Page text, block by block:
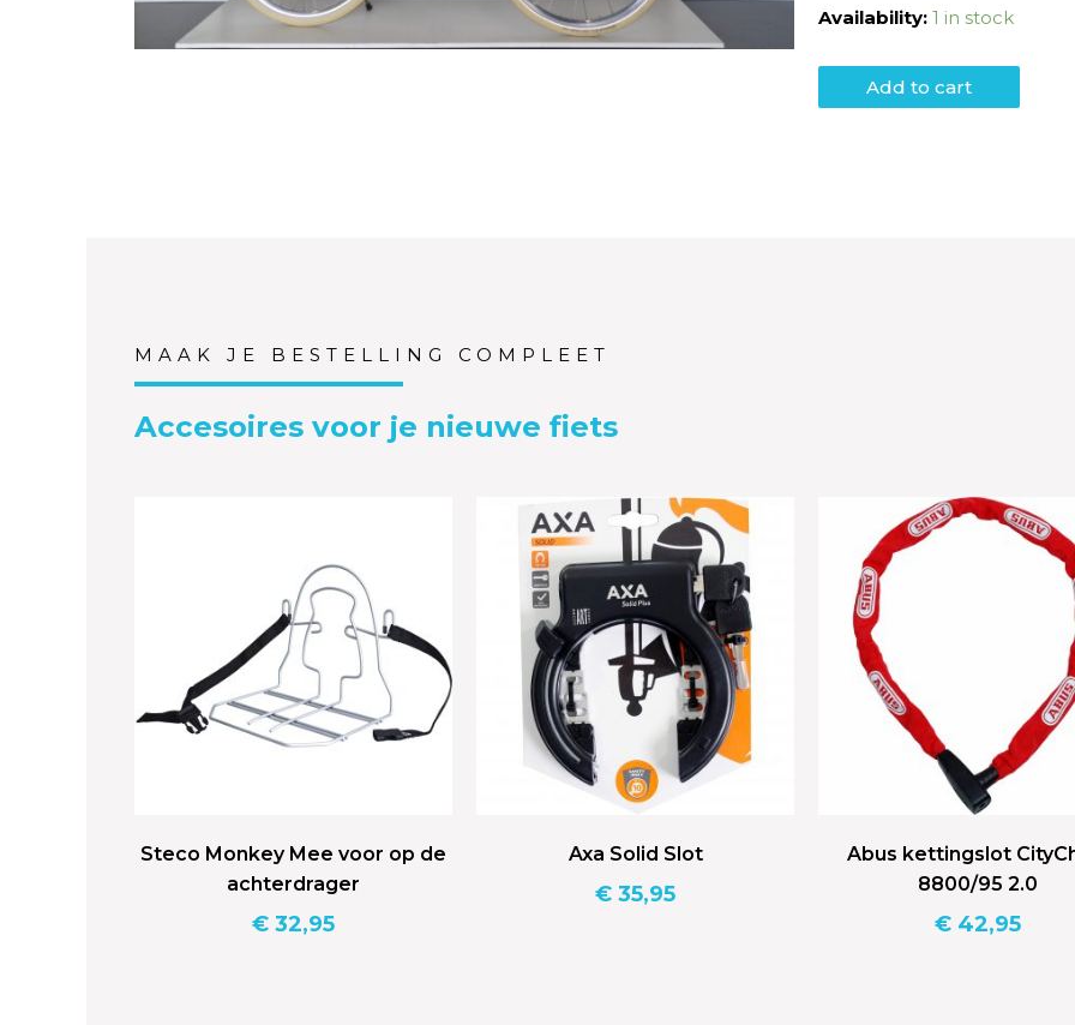
Availability: 1 in stock
Add to cart
MAAK JE BESTELLING COMPLEET
Accesoires voor je nieuwe fiets
Steco Monkey Mee voor op de
achterdrager
€ 32,95
Axa Solid Slot
€ 35,95
Abus kettingslot
8800/95 2.0
€42,95